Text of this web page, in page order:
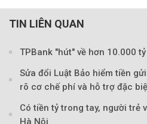
TIN LIÊN QUAN
TPBank "hút" về hơn 10.000
Sửa đổi Luật Bảo hiểm tiền
rõ cơ chế phí và hỗ trợ đặc
Có tiền tỷ trong tay, người trẻ
Hà Nội